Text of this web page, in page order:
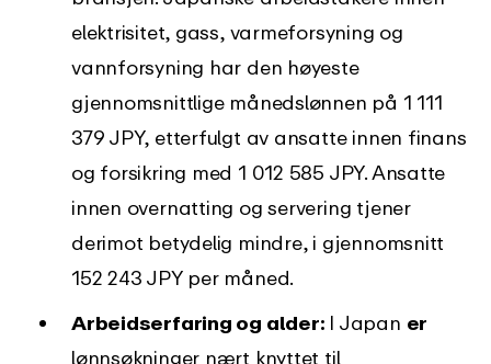
elektrisitet, gass, varmeforsyning og
vannforsyning har den høyeste
gjennomsnittlige månedslønnen på 1 111
379 JPY, etterfulgt av ansatte innen finans
og forsikring med 1 012 585 JPY. Ansatte
innen overnatting og servering tjener
derimot betydelig mindre, i gjennomsnitt
152 243 JPY per måned.
Arbeidserfaring og alder: I Japan er
lønnsøkninger nært knyttet til